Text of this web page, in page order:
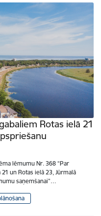
Rotas ielā 21
lēmumu Nr. 368 “Par
un Rotas ielā 23, Jūrmalā
saņemšanai”…